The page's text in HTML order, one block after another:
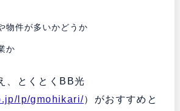
物件が多いかどうか
か
、とくとくBB光
lp/gmohikari/）がおすすめと